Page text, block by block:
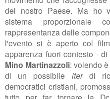
del nostro Paese. Ma ho
sistema proporzionale
rappresentanza delle
l'evento si è aperto col
apparenza fuori contesto - di
Mino Martinazzoli: volendo
di un possibile iterdi
democratici cristiani,